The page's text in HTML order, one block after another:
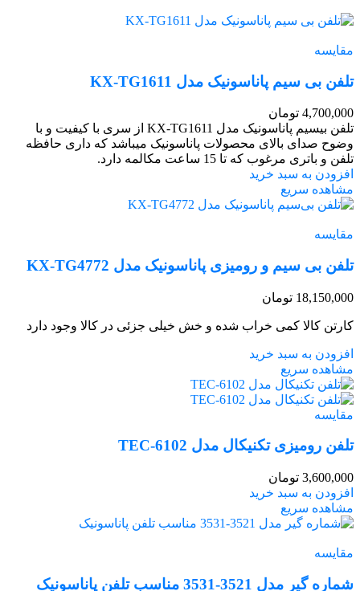
مقایسه
تلفن بی سیم پاناسونیک مدل KX-TG1611
4,700,000 تومان
تلفن بیسیم پاناسونیک مدل KX-TG1611 از سری با کیفیت و با
وضوح صدای بالای محصولات پاناسونیک میباشد که داری حافظه
تلفن و باتری مرغوب که تا 15 ساعت مکالمه دارد.
افزودن به سبد خرید
مشاهده سریع
مقایسه
تلفن بی سیم و رومیزی پاناسونیک مدل KX-TG4772
18,150,000 تومان
کارتن کالا کمی خراب شده و خش خیلی جزئی در کالا وجود دارد
افزودن به سبد خرید
مشاهده سریع
مقایسه
تلفن رومیزی تکنیکال مدل TEC-6102
3,600,000 تومان
افزودن به سبد خرید
مشاهده سریع
مقایسه
شماره گیر مدل 3521-3531 مناسب تلفن پاناسونیک